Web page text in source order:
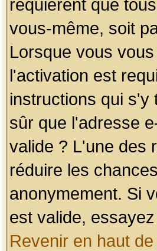
requièrent que
vous-même, soit
Lorsque vous
l'activation est
instructions qui s'y
sûr que l'adresse
valide ? L'une des
réduire les
anonymement. Si
est valide,
Revenir en haut